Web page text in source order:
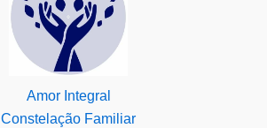
Amor Integral
Constelação Familiar